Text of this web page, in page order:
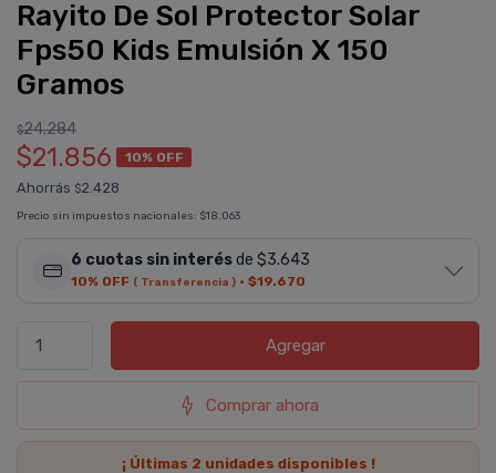
Rayito De Sol Protector Solar
Fps50 Kids Emulsión X 150
Gramos
$24.284
$21.856 10% OFF
Ahorrás $2.428
Precio sin impuestos nacionales: $18.063
6 cuotas sin interésde $3.643
10% OFF ( Transferencia ) · $19.670
Agregar
Comprar ahora
¡ Últimas 2 unidades disponibles !